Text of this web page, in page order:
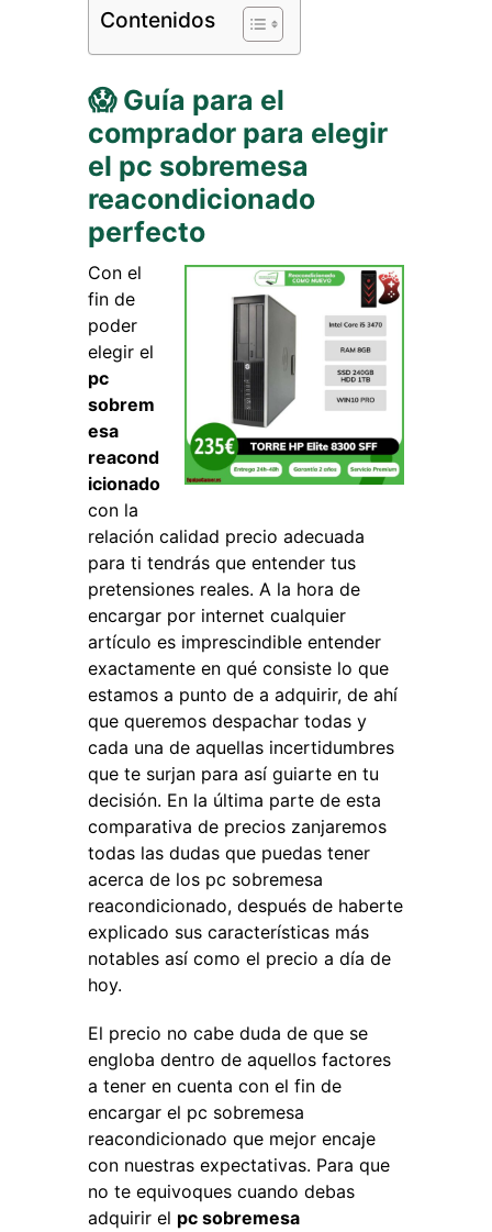
Contenidos
😱 Guía para el
comprador para elegir
el pc sobremesa
reacondicionado
perfecto
Con el
fin de
poder
elegir el
pc
sobrem
esa
reacond
icionado
con la
relación calidad precio adecuada
para ti tendrás que entender tus
pretensiones reales. A la hora de
encargar por internet cualquier
artículo es imprescindible entender
exactamente en qué consiste lo que
estamos a punto de a adquirir, de ahí
que queremos despachar todas y
cada una de aquellas incertidumbres
que te surjan para así guiarte en tu
decisión. En la última parte de esta
comparativa de precios zanjaremos
todas las dudas que puedas tener
acerca de los pc sobremesa
reacondicionado, después de haberte
explicado sus características más
notables así como el precio a día de
hoy.
El precio no cabe duda de que se
engloba dentro de aquellos factores
a tener en cuenta con el fin de
encargar el pc sobremesa
reacondicionado que mejor encaje
con nuestras expectativas. Para que
no te equivoques cuando debas
adquirir el pc sobremesa